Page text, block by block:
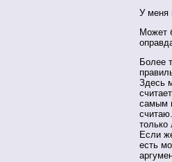
У меня
Может
Более
Здесь
самым
только
Если
есть